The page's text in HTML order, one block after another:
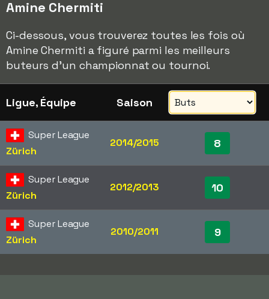
Amine Chermiti
Ci-dessous, vous trouverez toutes les fois où
Amine Chermiti a figuré parmi les meilleurs
buteurs d'un championnat ou tournoi.
Ligue, Équipe Saison
Super League
Zürich
2014/2015 8
Super League
Zürich
2012/2013 10
Super League
Zürich
2010/2011 9